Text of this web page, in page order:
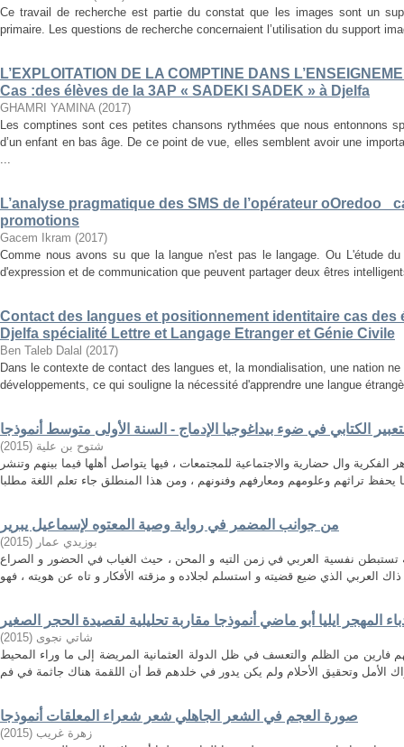
Ce travail de recherche est partie du constat que les images sont un
primaire. Les questions de recherche concernaient l’utilisation du support
L’EXPLOITATION DE LA COMPTINE DANS
Cas :des élèves de la 3AP « SADEKI SADEK » à Djelfa
GHAMRI YAMINA (2017)
Les comptines sont ces petites chansons rythmées que nous entonnons
d’un enfant en bas âge. De ce point de vue, elles semblent avoir une
...
L’analyse pragmatique des SMS de l’opérateur oOredoo
promotions
Gacem Ikram (2017)
Comme nous avons su que la langue n'est pas le langage. Ou L'étude
d'expression et de communication que peuvent partager deux êtres
Contact des langues et positionnement identitaire cas des
Djelfa spécialité Lettre et Langage Etranger et Génie Civile
Ben Taleb Dalal (2017)
Dans le contexte de contact des langues et, la mondialisation, une nation
développements, ce qui souligne la nécessité d'apprendre une langue
الكتابي في ضوء بیداغوجیا الإدماج - السنة الأولى متوسط أنموذجا
شتوح بن علیة (
2015
)
وال حضارية والاجتماعية للمجتمعات ، فيها يتواصل أهلها فيما بينهم وتنشر
من جوانب المضمر في رواية وصية المعتوه لإسماعيل يبرير
بوزيدي عمار (
2015
)
تستبطن نفسية العربي في زمن التيه و المحن ، حيث الغياب في الحضور و الصراع
المهجر ايليا أبو ماضي أنموذجا مقاربة تحليلية لقصيدة الحجر الصغير
شاتي نجوى (
2015
)
فارين من الظلم والتعسف في ظل الدولة العثمانية المريضة إلى ما وراء المحيط
صورة العجم في الشعر الجاهلي شعر شعراء المعلقات أنموذجا
زهرة غريب (
2015
)